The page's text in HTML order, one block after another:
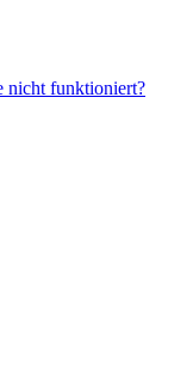
nicht funktioniert?